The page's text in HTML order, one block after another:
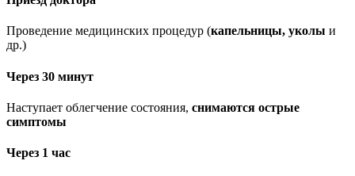
Проведение медицинских процедур (капельницы, уколы и
др.)
Через 30 минут
Наступает облегчение состояния, снимаются острые
симптомы
Через 1 час